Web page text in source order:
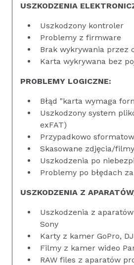
USZKODZENIA
Uszkodzony kontroler
Problemy z firmware
Brak wykrywania przez
Karta wykrywana bez
PROBLEMY LOGICZNE:
Błąd "karta wymaga
Uszkodzony system
exFAT)
Przypadkowo
Skasowane zdjęcia/filmy
Uszkodzenia po
Problemy po błędach
USZKODZENIA Z
Uszkodzenia z
Sony
Karty z kamer GoPro,
Filmy z kamer wideo
RAW files z aparatów